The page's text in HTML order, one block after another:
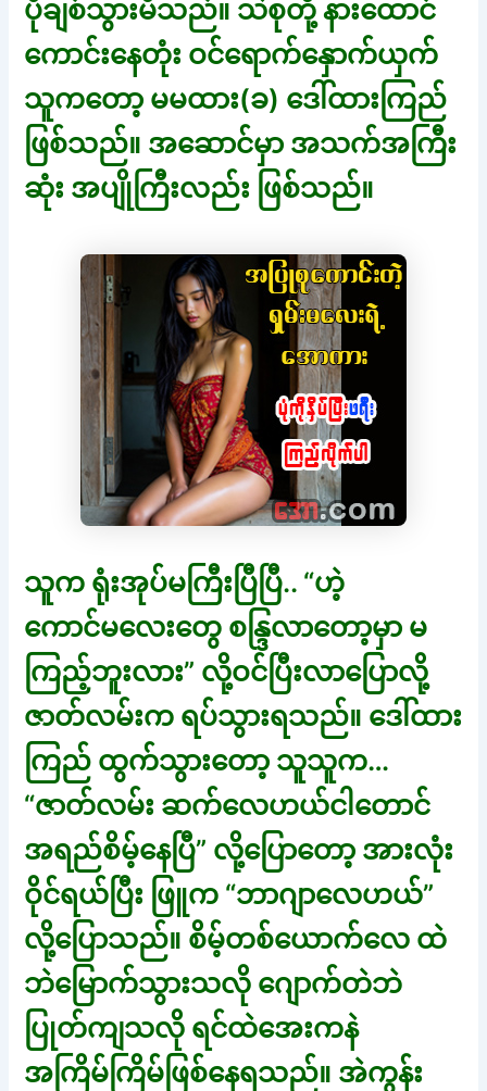
ပိုချစ်သွားမိသည်။ သဲစုတို့ နားထောင်
ကောင်းနေတုံး ဝင်ရောက်နှောက်ယှက်
သူကတော့ မမထား(ခ) ဒေါ်ထားကြည်
ဖြစ်သည်။ အဆောင်မှာ အသက်အကြီး
ဆုံး အပျိုကြီးလည်း ဖြစ်သည်။
သူက ရုံးအုပ်မကြီးပြီပြီ.. “ဟဲ့
ကောင်မလေးတွေ စန္ဒြလာတော့မှာ မ
ကြည့်ဘူးလား” လို့ဝင်ပြီးလာပြောလို့
ဇာတ်လမ်းက ရပ်သွားရသည်။ ဒေါ်ထား
ကြည် ထွက်သွားတော့ သူသူက…
“ဇာတ်လမ်း ဆက်လေဟယ်ငါတောင်
အရည်စိမ့်နေပြီ” လို့ပြောတော့ အားလုံး
ဝိုင်ရယ်ပြီး ဖြူက “ဘာဂျာလေဟယ်”
လို့ပြောသည်။ စိမ့်တစ်ယောက်လေ ထဲ
ဘဲမြောက်သွားသလို ဂျောက်တဲဘဲ
ပြုတ်ကျသလို ရင်ထဲအေးကနဲ
အကြိမ်ကြိမ်ဖြစ်နေရသည်။ အဲကွန်း